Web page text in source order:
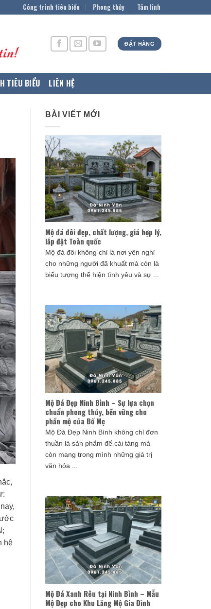
Công trình tiêu biểu Phong thủy Tâm linh
ĐẶT HÀNG
TIÊU BIỂU LIÊN HỆ
hệ
BÀI VIẾT MỚI
Mộ đá đôi đẹp, chất lượng, giá hợp lý,
lắp đặt Toàn quốc
Mộ đá đôi không chỉ là nơi yên nghỉ
cho những người đã khuất mà còn là
biểu tượng thể hiện tình yêu và sự ...
Mộ Đá Đẹp Ninh Bình – Sự lựa chọn
chuẩn phong thủy, bền vững cho
phần mộ của Bố Mẹ
Mộ Đá Đẹp Ninh Bình không chỉ đơn
thuần là sản phẩm để cải táng mà
còn mang trong mình những giá trị
văn hóa ...
Mộ Đá Xanh Rêu tại Ninh Bình – Mẫu
Mộ Đẹp cho Khu Lăng Mộ Gia Đình